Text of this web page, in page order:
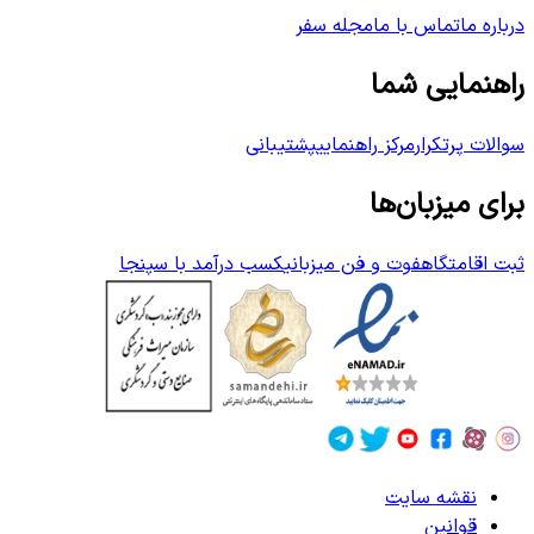
درباره ماتماس با مامجله سفر
راهنمایی شما
سوالات پرتکرارمرکز راهنماییپشتیبانی
برای میزبان‌ها
ثبت اقامتگاهفوت و فن میزبانیکسب درآمد با سپنجا
نقشه سایت
قوانین